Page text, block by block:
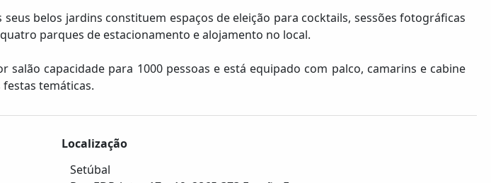
belos jardins constituem espaços de eleição para cocktails, sessões fotográficas
parques de estacionamento e alojamento no local.
capacidade para 1000 pessoas e está equipado com palco, camarins e cabine
temáticas.
Localização
Setúbal